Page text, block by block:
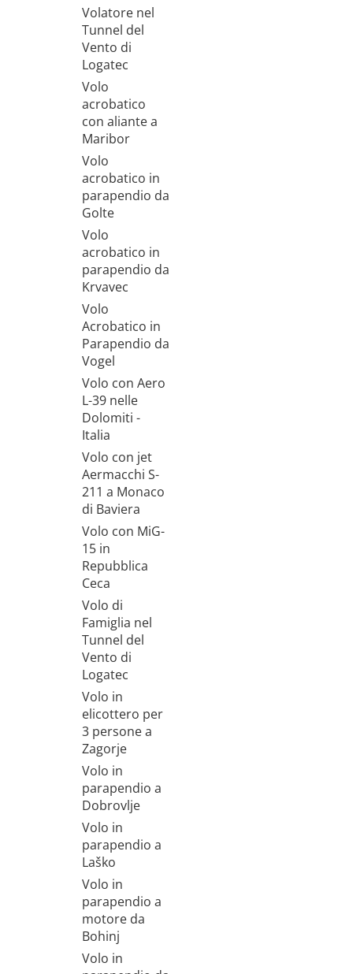
Volatore nel
Tunnel del
Vento di
Logatec
Volo
acrobatico
con aliante a
Maribor
Volo
acrobatico in
parapendio da
Golte
Volo
acrobatico in
parapendio da
Krvavec
Volo
Acrobatico in
Parapendio da
Vogel
Volo con Aero
L-39 nelle
Dolomiti -
Italia
Volo con jet
Aermacchi S-
211 a Monaco
di Baviera
Volo con MiG-
15 in
Repubblica
Ceca
Volo di
Famiglia nel
Tunnel del
Vento di
Logatec
Volo in
elicottero per
3 persone a
Zagorje
Volo in
parapendio a
Dobrovlje
Volo in
parapendio a
Laško
Volo in
parapendio a
motore da
Bohinj
Volo in